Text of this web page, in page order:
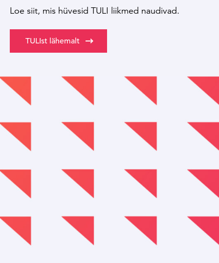
Loe siit, mis hüvesid TULI liikmed naudivad.
TULIst lähemalt